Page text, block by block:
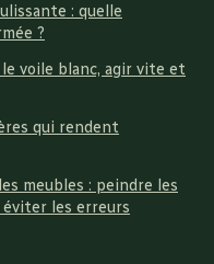
: quelle
?
voile blanc, agir vite et
qui rendent
meubles : peindre les
éviter les erreurs